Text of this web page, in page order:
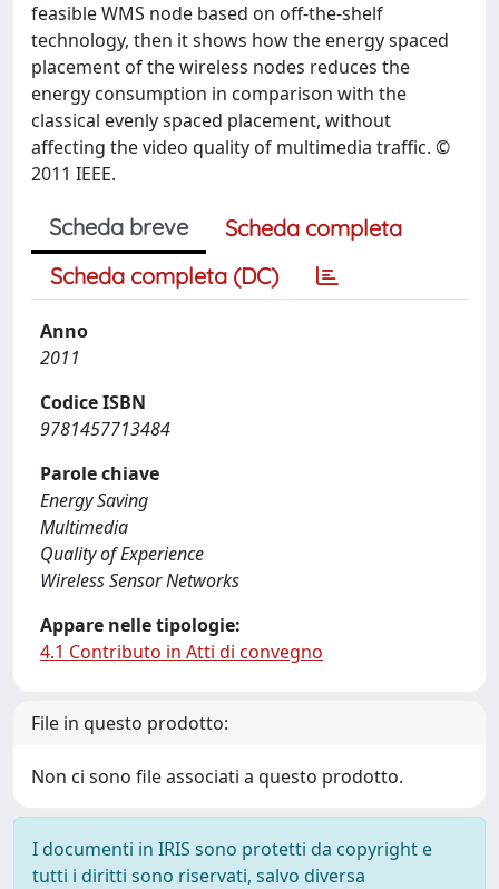
feasible WMS node based on off-the-shelf
technology, then it shows how the energy spaced
placement of the wireless nodes reduces the
energy consumption in comparison with the
classical evenly spaced placement, without
affecting the video quality of multimedia traffic. ©
2011 IEEE.
Scheda breve
Scheda completa
Scheda completa (DC)
Anno
2011
Codice ISBN
9781457713484
Parole chiave
Energy Saving
Multimedia
Quality of Experience
Wireless Sensor Networks
Appare nelle tipologie:
4.1 Contributo in Atti di convegno
File in questo prodotto:
Non ci sono file associati a questo prodotto.
I documenti in IRIS sono protetti da copyright e
tutti i diritti sono riservati, salvo diversa